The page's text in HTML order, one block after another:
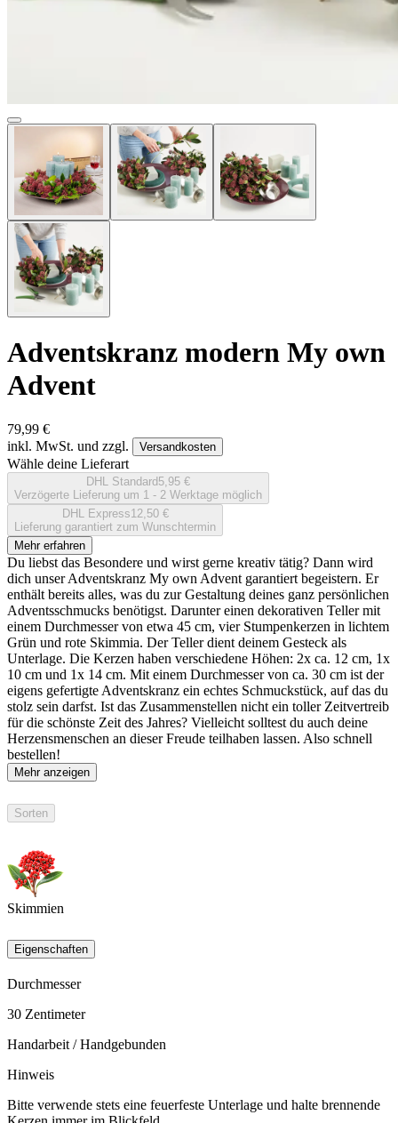
Adventskranz modern My own
Advent
79,99 €
inkl. MwSt. und zzgl.
Versandkosten
Wähle deine Lieferart
DHL Standard5,95 €
Verzögerte Lieferung um 1 - 2 Werktage möglich
DHL Express12,50 €
Lieferung garantiert zum Wunschtermin
Mehr erfahren
Du liebst das Besondere und wirst gerne kreativ tätig? Dann wird
dich unser Adventskranz My own Advent garantiert begeistern. Er
enthält bereits alles, was du zur Gestaltung deines ganz persönlichen
Adventsschmucks benötigst. Darunter einen dekorativen Teller mit
einem Durchmesser von etwa 45 cm, vier Stumpenkerzen in lichtem
Grün und rote Skimmia. Der Teller dient deinem Gesteck als
Unterlage. Die Kerzen haben verschiedene Höhen: 2x ca. 12 cm, 1x
10 cm und 1x 14 cm. Mit einem Durchmesser von ca. 30 cm ist der
eigens gefertigte Adventskranz ein echtes Schmuckstück, auf das du
stolz sein darfst. Ist das Zusammenstellen nicht ein toller Zeitvertreib
für die schönste Zeit des Jahres? Vielleicht solltest du auch deine
Herzensmenschen an dieser Freude teilhaben lassen. Also schnell
bestellen!
Mehr anzeigen
Sorten
Skimmien
Eigenschaften
Durchmesser
30 Zentimeter
Handarbeit / Handgebunden
Hinweis
Bitte verwende stets eine feuerfeste Unterlage und halte brennende